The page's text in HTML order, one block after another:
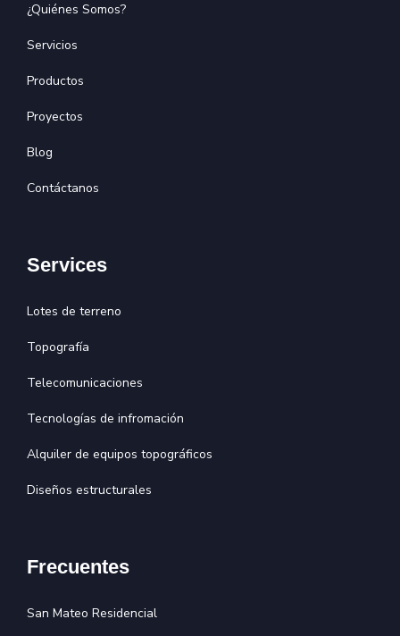
¿Quiénes Somos?
Servicios
Productos
Proyectos
Blog
Contáctanos
Services
Lotes de terreno
Topografía
Telecomunicaciones
Tecnologías de infromación
Alquiler de equipos topográficos
Diseños estructurales
Frecuentes
San Mateo Residencial